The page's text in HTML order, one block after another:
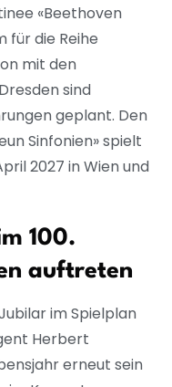
«Beethoven
für die Reihe
mit den
sind
geplant. Den
Sinfonien» spielt
2027 in Wien und
100.
auftreten
im Spielplan
Herbert
erneut sein